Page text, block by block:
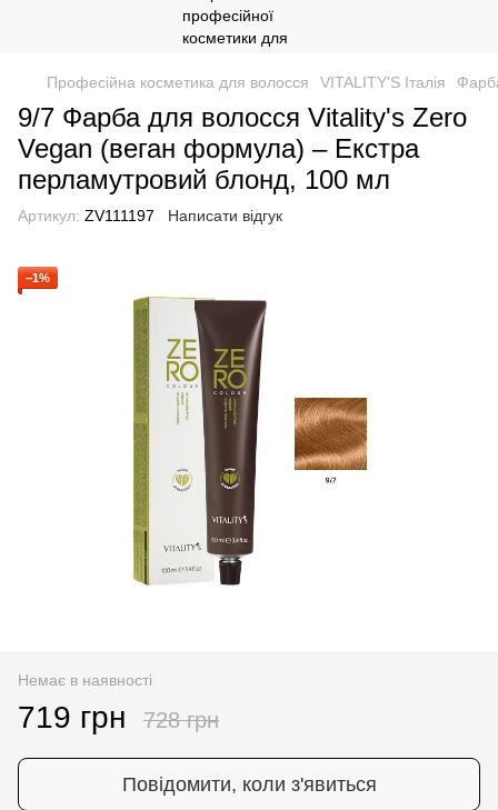
Професійна косметика для волосся VITALITY'S Італія
9/7 Фарба для волосся Vitality's Zero
Vegan (веган формула) – Екстра
перламутровий блонд, 100 мл
Артикул: ZV111197 Написати відгук
−1%
Немає в наявності
719 грн 728 грн
Повідомити, коли з'явиться